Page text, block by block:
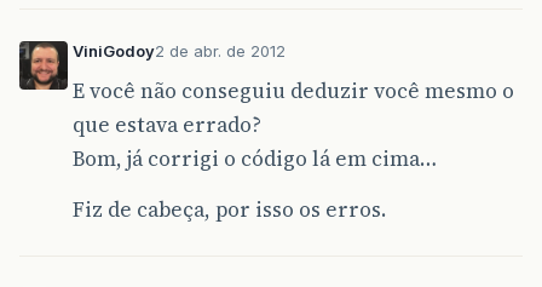
ViniGodoy2 de abr. de 2012
E você não conseguiu deduzir você mesmo o
que estava errado?
Bom, já corrigi o código lá em cima…
Fiz de cabeça, por isso os erros.